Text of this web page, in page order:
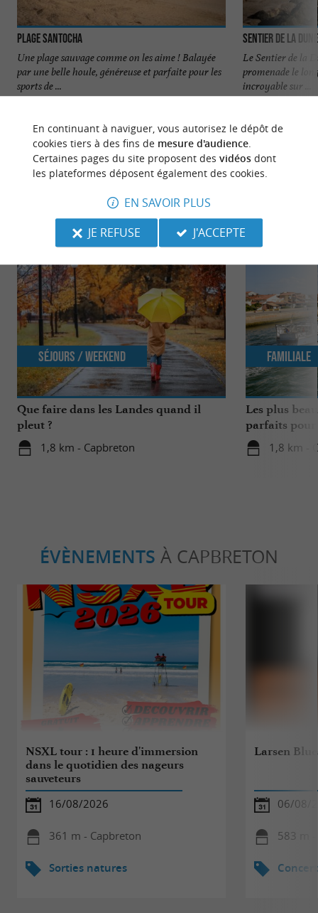
Plage Santocha
Une plage sauvage comme on les aime ! Balayée
par une belle houle, généreuse et parfaite pour les
sports de ...
Sentier de la Dune
Le Sentier de la
promenade le
incroyable sur ...
NOUS AVONS TESTÉPOUR VOUS
Que faire dans les Landes quand il
pleut ?
1,8 km - Capbreton
Séjours / Weekend
Les plus
parfaits pour
1,8 km -
Familiale
ÉVÈNEMENTS À CAPBRETON
NSXL tour : 1 heure d'immersion
dans le quotidien des nageurs
sauveteurs
16/08/2026
361 m - Capbreton
Sorties natures
Larsen
06/08/
583 m
En continuant à naviguer, vous autorisez le dépôt de
cookies tiers à des fins de mesure d'audience.
Certaines pages du site proposent des vidéosdont
les plateformes déposent également des cookies.
EN SAVOIR PLUS
JE REFUSE
J'ACCEPTE